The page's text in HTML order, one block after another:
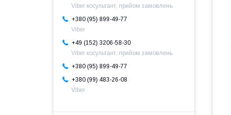
Viber косультант, прийом замовлень
+380 (95) 899-49-77
Viber
+49 (152) 3206-58-30
Viber косультант, прийом замовлень
+380 (95) 899-49-77
+380 (99) 483-26-08
Viber